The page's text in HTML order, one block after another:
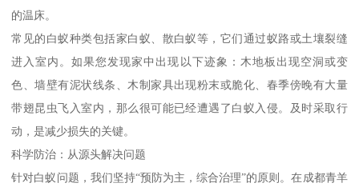
的温床。
常见的白蚁种类包括家白蚁、散白蚁等，它们通过蚁路或土壤裂缝
进入室内。如果您发现家中出现以下迹象：木地板出现空洞或变
色、墙壁有泥状线条、木制家具出现粉末或脆化、春季傍晚有大量
带翅昆虫飞入室内，那么很可能已经遭遇了白蚁入侵。及时采取行
动，是减少损失的关键。
科学防治：从源头解决问题
针对白蚁问题，我们坚持“预防为主，综合治理”的原则。在成都青羊